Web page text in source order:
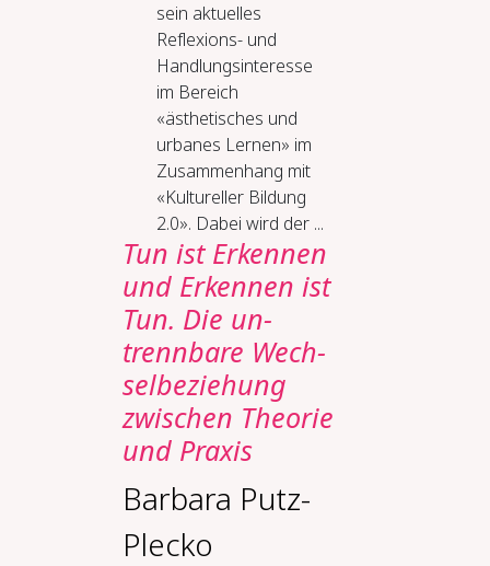
sein aktuelles
Reflexions- und
Handlungsinteresse
im Bereich
«ästhetisches und
urbanes Lernen» im
Zusammenhang mit
«Kultureller Bildung
2.0». Dabei wird der ...
Tun ist Er­ken­nen
und Er­ken­nen ist
Tun. Die un­
trenn­ba­re Wech­
sel­be­zie­hung
zwi­schen Theo­rie
und Pra­xis
Barbara Putz-
Plecko